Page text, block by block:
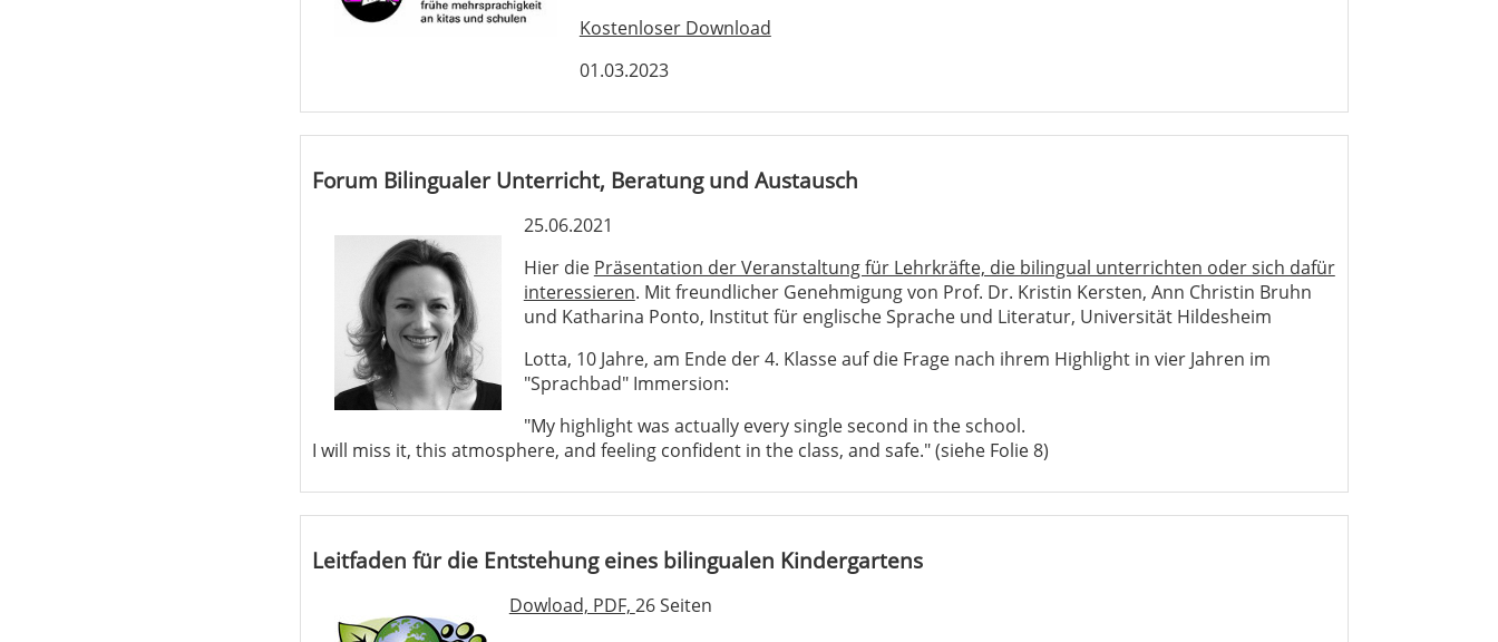
Kostenloser Download
01.03.2023
Forum Bilingualer Unterricht, Beratung und Austausch
25.06.2021
Hier die Präsentation der Veranstaltung für Lehrkräfte, die bilingual unterrichten oder sich dafür
interessieren. Mit freundlicher Genehmigung von Prof. Dr. Kristin Kersten, Ann Christin Bruhn
und Katharina Ponto, Institut für englische Sprache und Literatur, Universität Hildesheim
Lotta, 10 Jahre, am Ende der 4. Klasse auf die Frage nach ihrem Highlight in vier Jahren im
"Sprachbad" Immersion:
"My highlight was actually every single second in the school.
I will miss it, this atmosphere, and feeling confident in the class, and safe." (siehe Folie 8)
Leitfaden für die Entstehung eines bilingualen Kindergartens
Dowload, PDF, 26 Seiten